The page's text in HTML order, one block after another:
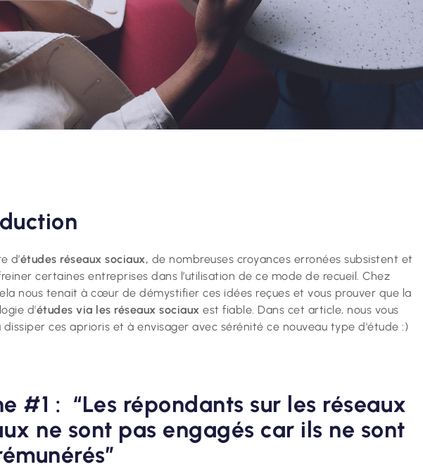
d’études réseaux sociaux, de nombreuses croyances erronées subsistent et
certaines entreprises dans l’utilisation de ce mode de recueil. Chez
nous tenait à cœur de démystifier ces idées reçues et vous prouver que la
d'études via les réseaux sociaux est fiable. Dans cet article, nous vous
dissiper ces aprioris et à envisager avec sérénité ce nouveau type d'étude :)
#1 : “Les répondants sur les réseaux
ne sont pas engagés car ils ne sont